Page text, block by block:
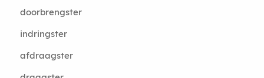
doorbrengster
indringster
afdraagster